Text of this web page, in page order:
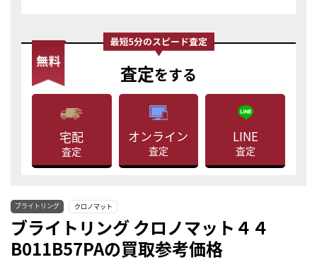
査定をする
宅配
査定
オンライン
査定
LINE
査定
ブライトリング クロノマット
ブライトリング クロノマット４４
B011B57PAの買取参考価格